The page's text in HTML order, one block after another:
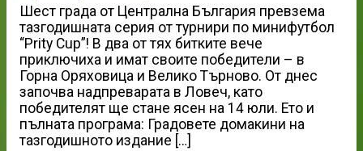
Шест града от Централна България превзема
тазгодишната серия от турнири по минифутбол
“Prity Cup”! В два от тях битките вече
приключиха и имат своите победители – в
Горна Оряховица и Велико Търново. От днес
започва надпреварата в Ловеч, като
победителят ще стане ясен на 14 юли. Ето и
пълната програма: Градовете домакини на
тазгодишното издание […]